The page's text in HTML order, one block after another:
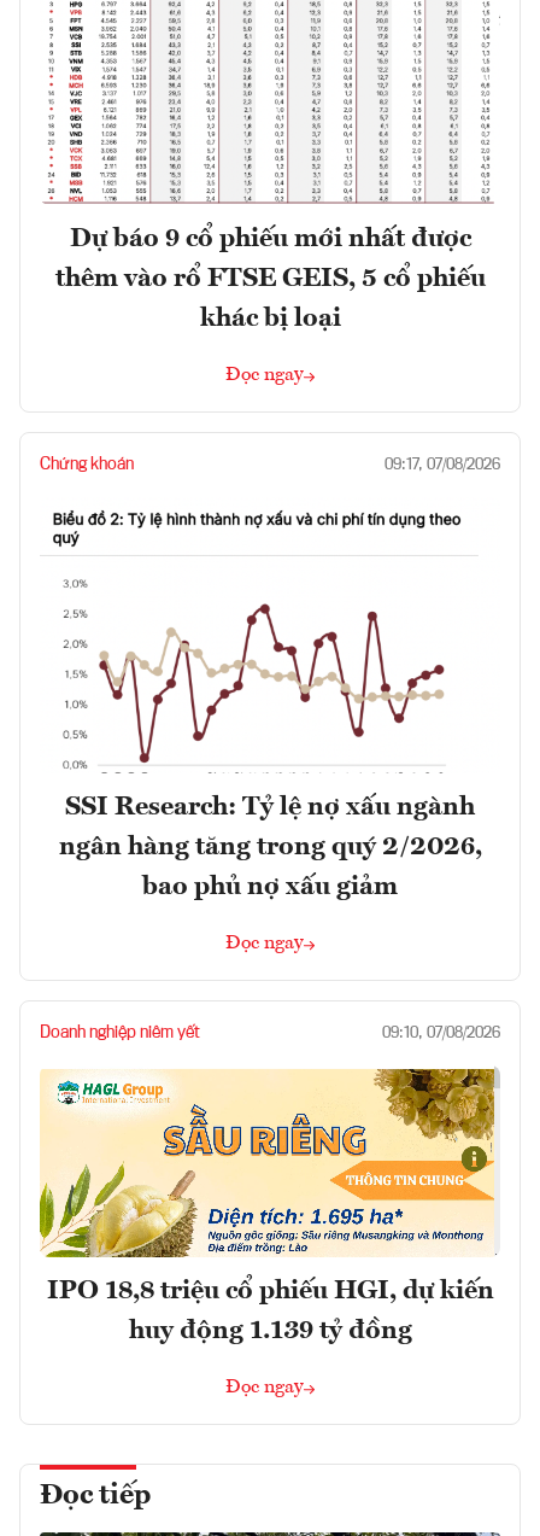
Dự báo 9 cổ phiếu mới nhất được
thêm vào rổ FTSE GEIS, 5 cổ phiếu
khác bị loại
Đọc ngay
Chứng khoán 09:17, 07/08/2026
SSI Research: Tỷ lệ nợ xấu ngành
ngân hàng tăng trong quý 2/2026,
bao phủ nợ xấu giảm
Đọc ngay
Doanh nghiệp niêm yết 09:10, 07/08/2026
IPO 18,8 triệu cổ phiếu HGI, dự kiến
huy động 1.139 tỷ đồng
Đọc ngay
Đọc tiếp